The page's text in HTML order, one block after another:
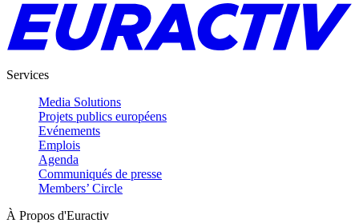
Services
Media Solutions
Projets publics européens
Evénements
Emplois
Agenda
Communiqués de presse
Members’ Circle
À Propos d'Euractiv